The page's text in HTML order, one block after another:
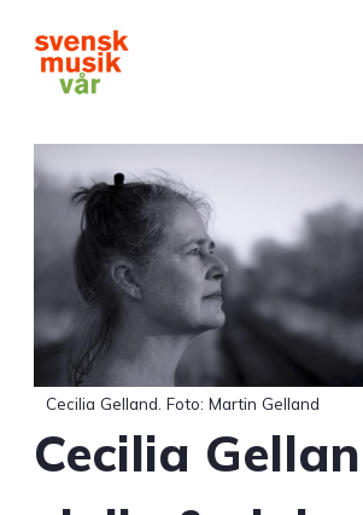
huvudinnehåll
Cecilia Gelland. Foto: Martin Gelland
Cecilia